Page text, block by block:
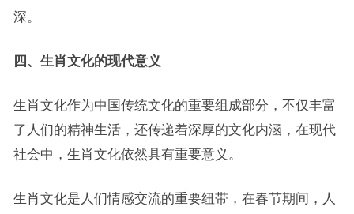
深。
四、生肖文化的现代意义
生肖文化作为中国传统文化的重要组成部分，不仅丰富
了人们的精神生活，还传递着深厚的文化内涵，在现代
社会中，生肖文化依然具有重要意义。
生肖文化是人们情感交流的重要纽带，在春节期间，人